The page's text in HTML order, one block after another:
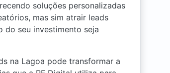
soluções personalizadas
mas sim atrair leads
do seu investimento seja
na Lagoa pode transformar a